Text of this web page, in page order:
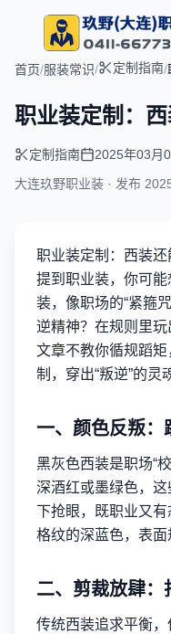
首页/服装常识/ 定制指南/
职业装定制：西
定制指南 2025年03月
大连玖野职业装 · 发布
职业装定制：西装还
提到职业装，你可
装，像职场的“紧箍
逆精神？在规则里
文章不教你循规蹈
制，穿出“叛逆”的灵
一、颜色反叛：
黑灰色西装是职场“
深酒红或墨绿色，
下抢眼，既职业又
格纹的深蓝色，表面
二、剪裁放肆：
传统西装追求平衡